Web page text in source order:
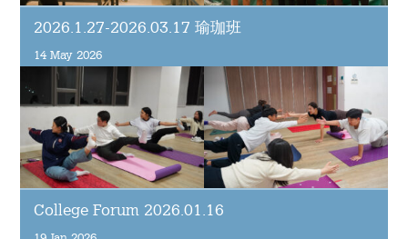
書院生活及支援
宿舍生活
走讀生的書院生活
獎助學金及經濟援助
學生資助計劃
畢業及校友網絡
2026.1.27-2026.03.17 瑜珈班
14 May 2026
College Forum 2026.01.16